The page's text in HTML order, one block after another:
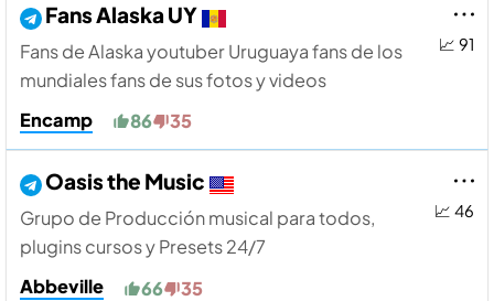
📈 91
Fans Alaska UY
Fans de Alaska youtuber Uruguaya fans de los
mundiales fans de sus fotos y videos
Encamp
86 35
📈 46
Oasis the Music
Grupo de Producción musical para todos,
plugins cursos y Presets 24/7
Abbeville
66 35